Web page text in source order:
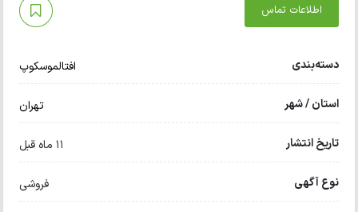
اطلاعات تماس
دسته‌بندی افتالموسکوپ
استان / شهر تهران
تاریخ انتشار 11 ماه قبل
نوع آگهی فروشی